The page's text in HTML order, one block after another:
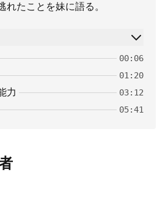
れたことを妹に語る。
00:06
01:20
力 03:12
05:41